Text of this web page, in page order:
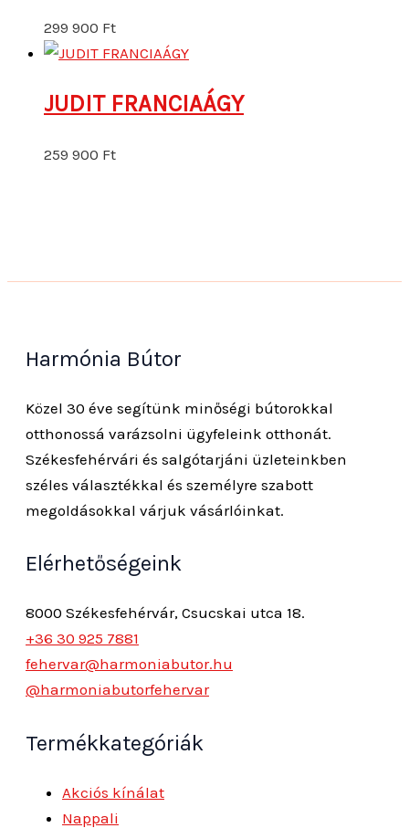
299 900 Ft
JUDIT FRANCIAÁGY
259 900 Ft
Harmónia Bútor
Közel 30 éve segítünk minőségi bútorokkal
otthonossá varázsolni ügyfeleink otthonát.
Székesfehérvári és salgótarjáni üzleteinkben
széles választékkal és személyre szabott
megoldásokkal várjuk vásárlóinkat.
Elérhetőségeink
8000 Székesfehérvár, Csucskai utca 18.
+36 30 925 7881
fehervar@harmoniabutor.hu
@harmoniabutorfehervar
Termékkategóriák
Akciós kínálat
Nappali